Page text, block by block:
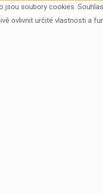
jsou soubory cookies.
ovlivnit určité vlastnosti a